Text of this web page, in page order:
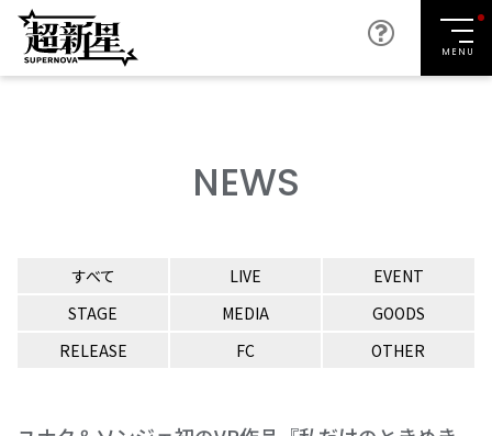
MENU
NEWS
すべて LIVE
EVENT
STAGE
MEDIA
GOODS
RELEASE
FC OTHER